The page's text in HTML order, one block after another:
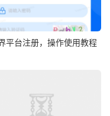
平台注册，操作使用教程